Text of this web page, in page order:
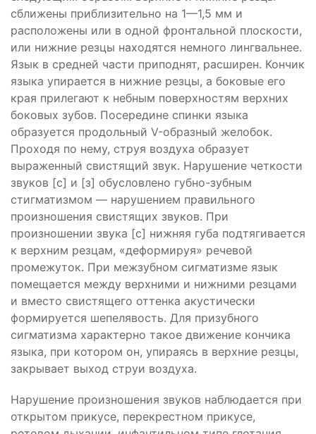
сближены приблизительно на 1—1,5 мм и
расположены или в одной фронтальной плоскости,
или нижние резцы находятся немного лингвальнее.
Язык в средней части приподнят, расширен. Кончик
языка упирается в нижние резцы, а боковые его
края прилегают к небным поверхностям верхних
боковых зубов. Посередине спинки языка
образуется продольный V-образный желобок.
Проходя по нему, струя воздуха образует
выраженный свистящий звук. Нарушение четкости
звуков [с] и [з] обусловлено губно-зубным
стигматизмом — нарушением правильного
произношения свистящих звуков. При
произношении звука [с] нижняя губа подтягивается
к верхним резцам, «деформируя» речевой
промежуток. При межзубном сигматизме язык
помещается между верхними и нижними резцами
и вместо свистящего оттенка акустически
формируется шепелявость. Для призубного
сигматизма характерно такое движение кончика
языка, при котором он, упираясь в верхние резцы,
закрывает выход струи воздуха.
Нарушение произношения звуков наблюдается при
открытом прикусе, перекрестном прикусе,